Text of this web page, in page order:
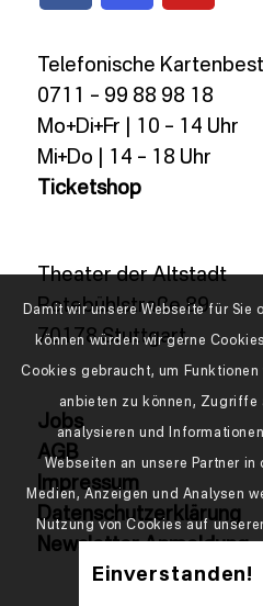
Telefonische
0711 – 99 88 98 18
Mo+Di+Fr | 10 – 14 Uhr
Mi+Do | 14 – 18 Uhr
Ticketshop
Theater der Altstadt
Rotebühlstraße 89
70178 Stuttgart
Jobs
AGB
Impressum
Datenschutzerklärung
Newsletter Anmeldung
Damit wir unsere Webseite für Sie
können würden wir gerne
Cookies gebraucht, um
anbieten zu können, Zugriffe
analysieren und
Webseiten an unsere Partner
Medien, Anzeigen und Analysen
Nutzung von Cookies auf
Einverstanden!